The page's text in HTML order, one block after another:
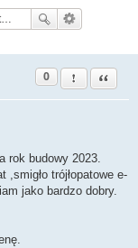
0 Zgłoś ten post
Cytuj
rok budowy 2023.
trójłopatowe e-
jako bardzo dobry.